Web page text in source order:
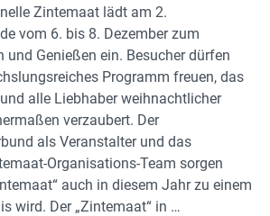
Zintemaat lädt am 2.
vom 6. bis 8. Dezember zum
und Genießen ein. Besucher dürfen
Programm freuen, das
alle Liebhaber weihnachtlicher
verzaubert. Der
als Veranstalter und das
Organisations-Team sorgen
auch in diesem Jahr zu einem
wird. Der „Zintemaat“ in …